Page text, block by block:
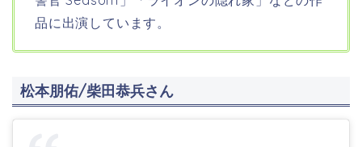
品に出演しています。
松本朋佑/柴田恭兵さん